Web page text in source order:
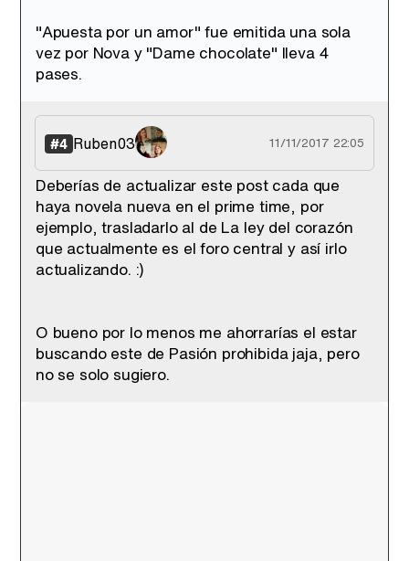
"Apuesta por un amor" fue emitida una sola
vez por Nova y "Dame chocolate" lleva 4
pases.
#4 Ruben03 11/11/2017 22:05
Deberías de actualizar este post cada que
haya novela nueva en el prime time, por
ejemplo, trasladarlo al de La ley del corazón
que actualmente es el foro central y así irlo
actualizando. :)
O bueno por lo menos me ahorrarías el estar
buscando este de Pasión prohibida jaja, pero
no se solo sugiero.